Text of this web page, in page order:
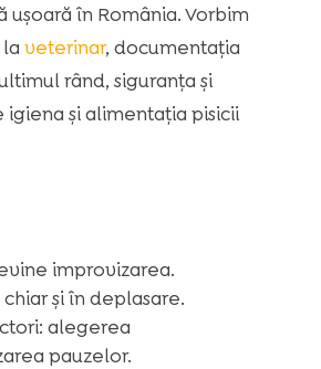
în România. Vorbim
veterinar, documentația
rând, siguranța și
și alimentația pisicii
improvizarea.
și în deplasare.
alegerea
pauzelor.